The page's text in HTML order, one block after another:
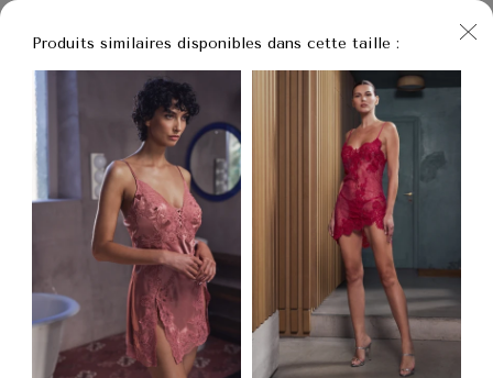
Produits similaires disponibles dans cette taille :